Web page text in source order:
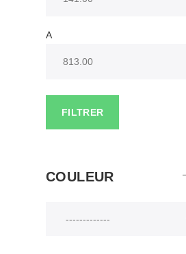
A
FILTRER
COULEUR